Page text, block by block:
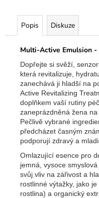
Popis Diskuze
Multi-Active Emulsion
Dopřejte si svěží,
která revitalizuje,
zanechává ji hladší na
Active Revitalizing
doplňkem vaší rutiny
zaneprázdněná žena na
Pečlivě vybrané
předcházet časným
podporují zdravý a
Omlazující esence pro
jemná, vysoce
svůj vliv na zářivost a
rostlinné výtažky, jako
rostlina) a organický